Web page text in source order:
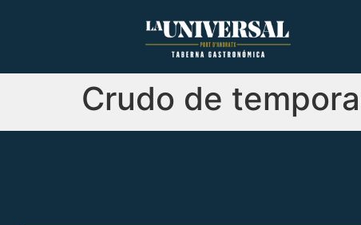
Crudo de